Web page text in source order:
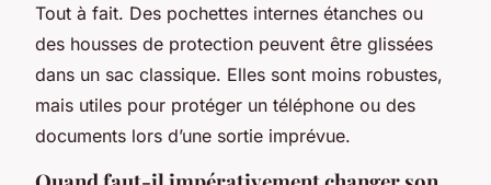
Tout à fait. Des pochettes internes étanches ou
des housses de protection peuvent être glissées
dans un sac classique. Elles sont moins robustes,
mais utiles pour protéger un téléphone ou des
documents lors d’une sortie imprévue.